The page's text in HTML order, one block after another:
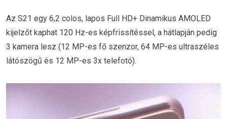
Az S21 egy 6,2 colos, lapos Full HD+ Dinamikus AMOLED
kijelzőt kaphat 120 Hz-es képfrissítéssel, a hátlapján pedig
3 kamera lesz (12 MP-es fő szenzor, 64 MP-es ultraszéles
látószögű és 12 MP-es 3x telefotó).